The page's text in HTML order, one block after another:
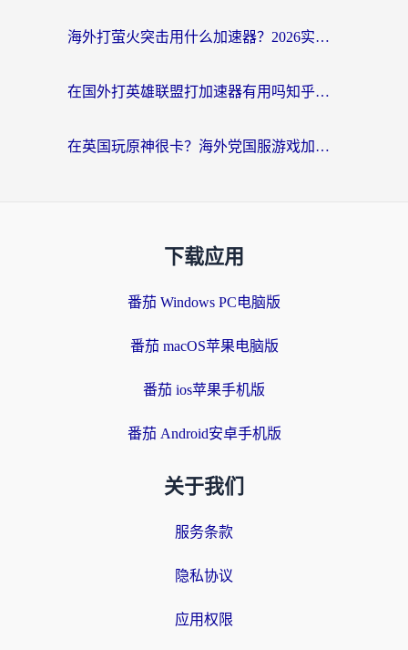
海外打萤火突击用什么加速器？2026实测靠谱方案+多游戏适配指南
在国外打英雄联盟打加速器有用吗知乎？海外玩家亲测：选对工具比什么都重要
在英国玩原神很卡？海外党国服游戏加速终极指南（附实测有效方案）
下载应用
番茄 Windows PC电脑版
番茄 macOS苹果电脑版
番茄 ios苹果手机版
番茄 Android安卓手机版
关于我们
服务条款
隐私协议
应用权限